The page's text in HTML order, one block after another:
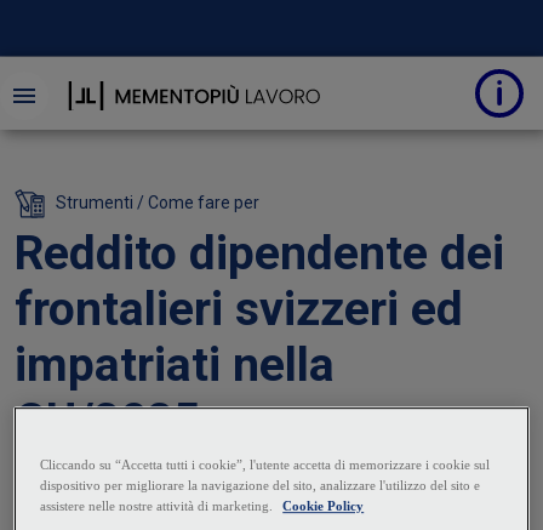
Strumenti / Come fare per
Reddito dipendente dei
frontalieri svizzeri ed
impatriati nella
CU/2025
21 Gennaio 2025 |Claudia Iozzo